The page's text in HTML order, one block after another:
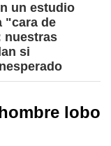
un estudio
"cara de
nuestras
si
lobo